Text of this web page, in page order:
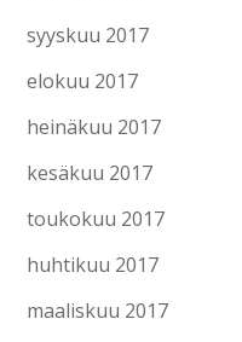
syyskuu 2017
elokuu 2017
heinäkuu 2017
kesäkuu 2017
toukokuu 2017
huhtikuu 2017
maaliskuu 2017